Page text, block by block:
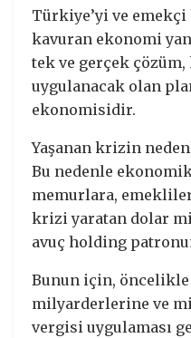
Türkiye’yi ve emekçi
kavuran ekonomi
tek ve gerçek
uygulanacak olan
ekonomisidir.
Yaşanan krizin
Bu nedenle
memurlara,
krizi yaratan dolar
avuç holding
Bunun için,
milyarderlerine ve
vergisi uygulaması